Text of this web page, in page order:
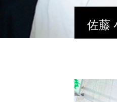
佐藤